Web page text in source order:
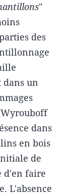
"
des
dans un
dans
en bois
de
d'en faire
L'absence